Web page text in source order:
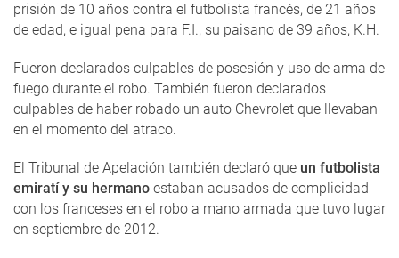
prisión de 10 años contra el futbolista francés, de 21 años
de edad, e igual pena para F.I., su paisano de 39 años, K.H.
Fueron declarados culpables de posesión y uso de arma de
fuego durante el robo. También fueron declarados
culpables de haber robado un auto Chevrolet que llevaban
en el momento del atraco.
El Tribunal de Apelación también declaró que un futbolista
emiratí y su hermano estaban acusados de complicidad
con los franceses en el robo a mano armada que tuvo lugar
en septiembre de 2012.